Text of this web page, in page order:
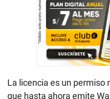
La licencia es un permiso
que hasta ahora emite